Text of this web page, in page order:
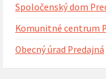
Spoločenský dom
Komunitné centrum
Obecný úrad Predajná